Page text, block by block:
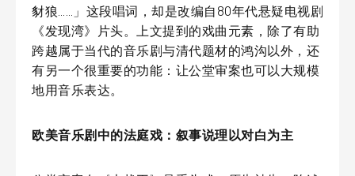
豺狼……」这段唱词，却是改编自80年代悬疑电视剧
《发现湾》片头。上文提到的戏曲元素，除了有助
跨越属于当代的音乐剧与清代题材的鸿沟以外，还
有另一个很重要的功能：让公堂审案也可以大规模
地用音乐表达。
欧美音乐剧中的法庭戏：叙事说理以对白为主